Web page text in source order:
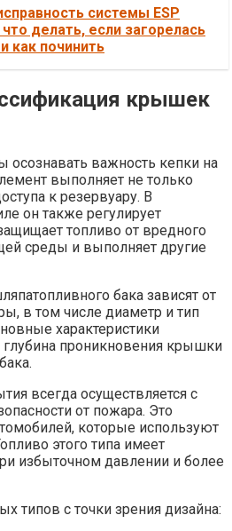
системы ESP
делать, если загорелась
как починить
крышек
важность кепки на
выполняет не только
к резервуару. В
он также регулирует
топливо от вредного
среды и выполняет другие
бака зависят от
в том числе диаметр и тип
характеристики
проникновения крышки
всегда осуществляется с
от пожара. Это
которые используют
этого типа имеет
избыточном давлении и более
типов с точки зрения дизайна: